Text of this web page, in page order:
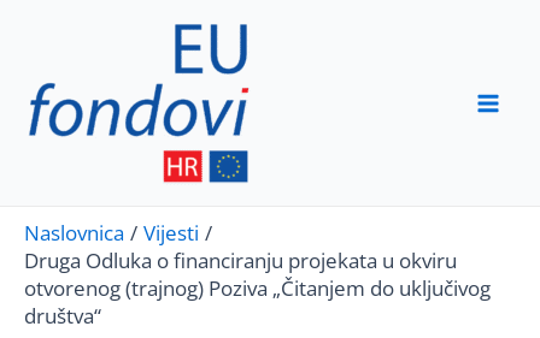
content
Naslovnica
Vijesti
Druga Odluka o financiranju projekata u okviru
otvorenog (trajnog) Poziva „Čitanjem do uključivog
društva“